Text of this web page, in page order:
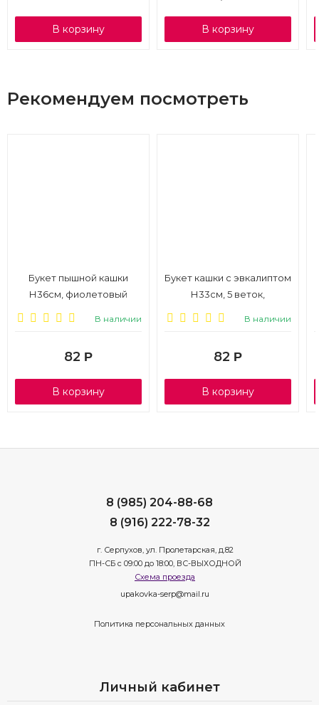
В корзину В корзину
Рекомендуем посмотреть
Букет пышной кашки
Н36см, фиолетовый
В наличии
82 Р
В корзину
Букет кашки с эвкалиптом
Н33см, 5 веток,
В наличии
82 Р
В корзину
8 (985) 204-88-68
8 (916) 222-78-32
г. Серпухов, ул. Пролетарская, д.82
ПН-СБ с 09:00 до 18:00, ВС-ВЫХОДНОЙ
Схема проезда
upakovka-serp@mail.ru
Политика персональных данных
Личный кабинет